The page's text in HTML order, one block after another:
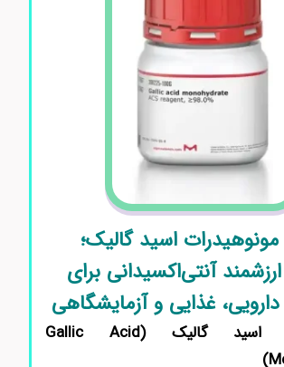
اسید گالیک؛
آنتی‌اکسیدانی برای
غذایی و آزمایشگاهی
مونوهیدرات اسید گالیک (Gallic Acid